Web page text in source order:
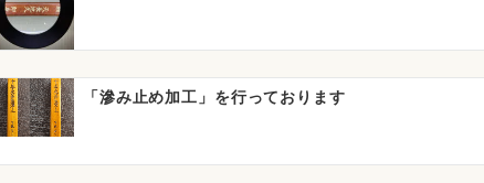
「滲み止め加工」を行っております